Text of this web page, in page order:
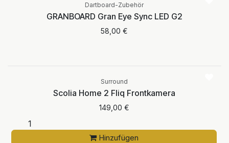
Dartboard-Zubehör
GRANBOARD Gran Eye Sync LED G2
58,00 €
Surround
Scolia Home 2 Fliq Frontkamera
149,00 €
Hinzufügen